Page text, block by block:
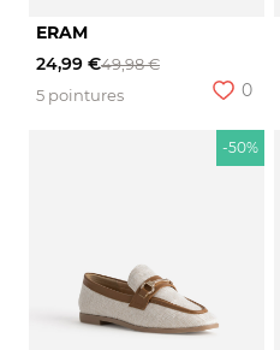
ERAM
24,99 €49,98 €
5 pointures
0
-50%